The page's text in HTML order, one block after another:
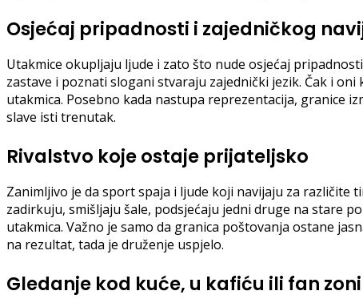
Osjećaj pripadnosti i zajedničkog
Utakmice okupljaju ljude i zato što nude osjećaj
zastave i poznati slogani stvaraju zajednički jezik. Čak i
utakmica. Posebno kada nastupa reprezentacija, granice
slave isti trenutak.
Rivalstvo koje ostaje prijateljsko
Zanimljivo je da sport spaja i ljude koji navijaju za različite
zadirkuju, smišljaju šale, podsjećaju jedni druge na stare
utakmica. Važno je samo da granica poštovanja ostane
na rezultat, tada je druženje uspjelo.
Gledanje kod kuće, u kafiću ili fan zoni